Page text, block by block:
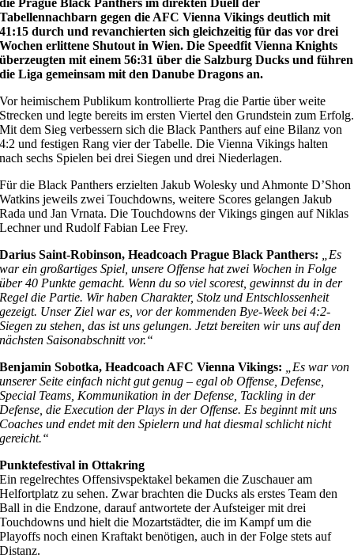
die Prague Black Panthers im direkten Duell der
Tabellennachbarn gegen die AFC Vienna Vikings deutlich mit
41:15 durch und revanchierten sich gleichzeitig für das vor drei
Wochen erlittene Shutout in Wien. Die Speedfit Vienna Knights
überzeugten mit einem 56:31 über die Salzburg Ducks und führen
die Liga gemeinsam mit den Danube Dragons an.
Vor heimischem Publikum kontrollierte Prag die Partie über weite
Strecken und legte bereits im ersten Viertel den Grundstein zum Erfolg.
Mit dem Sieg verbessern sich die Black Panthers auf eine Bilanz von
4:2 und festigen Rang vier der Tabelle. Die Vienna Vikings halten
nach sechs Spielen bei drei Siegen und drei Niederlagen.
Für die Black Panthers erzielten Jakub Wolesky und Ahmonte D’Shon
Watkins jeweils zwei Touchdowns, weitere Scores gelangen Jakub
Rada und Jan Vrnata. Die Touchdowns der Vikings gingen auf Niklas
Lechner und Rudolf Fabian Lee Frey.
Darius Saint-Robinson, Headcoach Prague Black Panthers:
„Es
war ein großartiges Spiel, unsere Offense hat zwei Wochen in Folge
über 40 Punkte gemacht. Wenn du so viel scorest, gewinnst du in der
Regel die Partie. Wir haben Charakter, Stolz und Entschlossenheit
gezeigt. Unser Ziel war es, vor der kommenden Bye-Week bei 4:2-
Siegen zu stehen, das ist uns gelungen. Jetzt bereiten wir uns auf den
nächsten Saisonabschnitt vor.“
Benjamin Sobotka, Headcoach AFC Vienna Vikings:
„Es war von
unserer Seite einfach nicht gut genug – egal ob Offense, Defense,
Special Teams, Kommunikation in der Defense, Tackling in der
Defense, die Execution der Plays in der Offense. Es beginnt mit uns
Coaches und endet mit den Spielern und hat diesmal schlicht nicht
gereicht.“
Punktefestival in Ottakring
Ein regelrechtes Offensivspektakel bekamen die Zuschauer am
Helfortplatz zu sehen. Zwar brachten die Ducks als erstes Team den
Ball in die Endzone, darauf antwortete der Aufsteiger mit drei
Touchdowns und hielt die Mozartstädter, die im Kampf um die
Playoffs noch einen Kraftakt benötigen, auch in der Folge stets auf
Distanz.